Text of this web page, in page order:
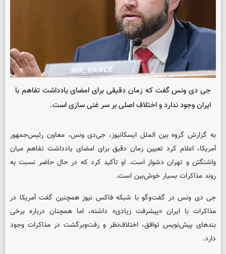
جی دی ونس گفت که زمان دقیقی برای امضای یادداشت تفاهم با
ایران وجود ندارد و اختلاف اصلی بر سر غنی سازی است.
به گزارش گروه بین الملل ایسکانیوز، جی‌دی ونس، معاون رئیس‌جمهور
آمریکا، اعلام کرد تعیین زمان دقیق برای امضای یادداشت تفاهم میان
واشنگتن و تهران دشوار است. او تأکید کرد که در حال حاضر نسبت به
روند مذاکرات بسیار خوش‌بین است.
جی دی ونس در گفت‌وگو با شبکه فاکس نیوز همچنین گفت آمریکا در
مذاکرات با ایران «پیشرفت زیادی» داشته، اما همچنان درباره برخی
بندهای پیش‌نویس توافق، اختلاف‌نظر و رفت‌وبرگشت در مذاکرات وجود
دارد.